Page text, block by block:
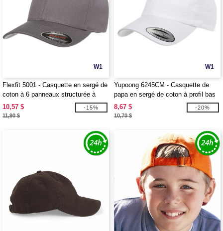
W1
Flexfit 5001 - Casquette en sergé de
coton à 6 panneaux structurée à
profil moyen
10,57 $
11,90 $
-15%
W1
Yupoong 6245CM - Casquette de
papa en sergé de coton à profil bas
pour adulte
8,67 $
10,70 $
-20%